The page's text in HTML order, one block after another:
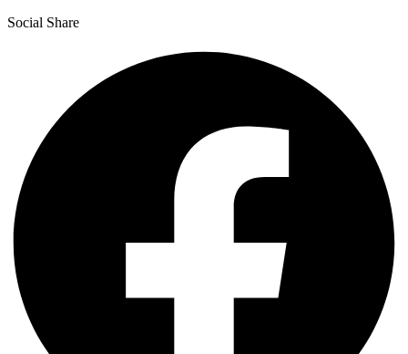
Social Share